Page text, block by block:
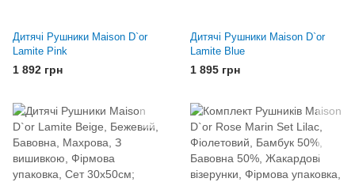
Дитячі Рушники Maison D`or
Lamite Pink
1 892 грн
Дитячі Рушники Maison D`or
Lamite Blue
1 895 грн